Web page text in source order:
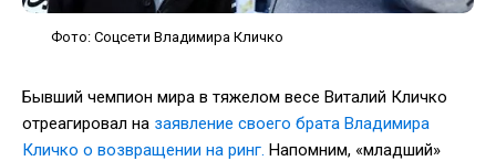
Фото: Соцсети Владимира Кличко
Бывший чемпион мира в тяжелом весе Виталий Кличко
отреагировал на заявление своего брата Владимира
Кличко о возвращении на ринг. Напомним, «младший»